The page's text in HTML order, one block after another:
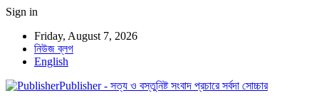
Sign in
Friday, August 7, 2026
নিউজ ব্লগ
English
Publisher - সত্য ও বস্তুনিষ্ট সংবাদ প্রচারে সর্বদা সোচ্চার